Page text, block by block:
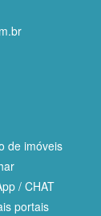
de imóveis
/ CHAT
portais